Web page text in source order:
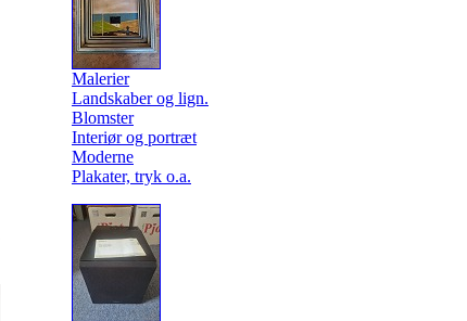
Malerier
Landskaber og lign.
Blomster
Interiør og portræt
Moderne
Plakater, tryk o.a.